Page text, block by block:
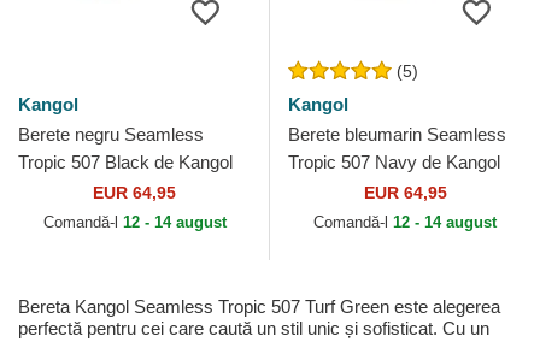
Kangol
Berete negru Seamless
Tropic 507 Black de Kangol
EUR 64,95
Comandă-l 12 - 14 august
(5)
Kangol
Berete bleumarin Seamless
Tropic 507 Navy de Kangol
EUR 64,95
Comandă-l 12 - 14 august
Bereta Kangol Seamless Tropic 507 Turf Green este alegerea
perfectă pentru cei care caută un stil unic și sofisticat. Cu un